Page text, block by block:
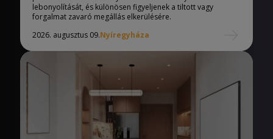
lebonyolítását, és különösen figyeljenek a tiltott vagy
forgalmat zavaró megállás elkerülésére.
2026. augusztus 09.Nyíregyháza